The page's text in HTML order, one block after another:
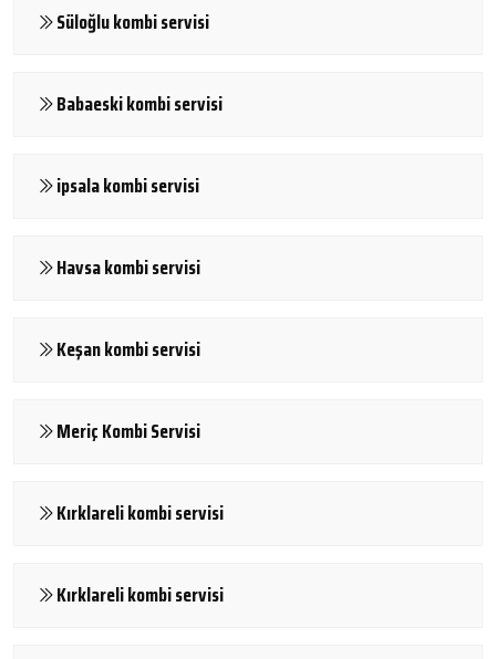
Süloğlu kombi servisi
Babaeski kombi servisi
ipsala kombi servisi
Havsa kombi servisi
Keşan kombi servisi
Meriç Kombi Servisi
Kırklareli kombi servisi
Kırklareli kombi servisi